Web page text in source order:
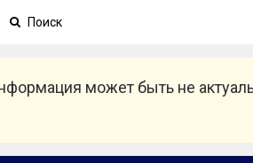
может быть не